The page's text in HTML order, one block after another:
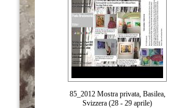
85_2012 Mostra privata, Basilea,
Svizzera (28 - 29 aprile)